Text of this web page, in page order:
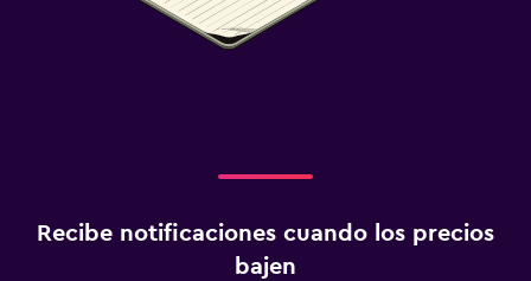
Recibe notificaciones cuando los precios
bajen